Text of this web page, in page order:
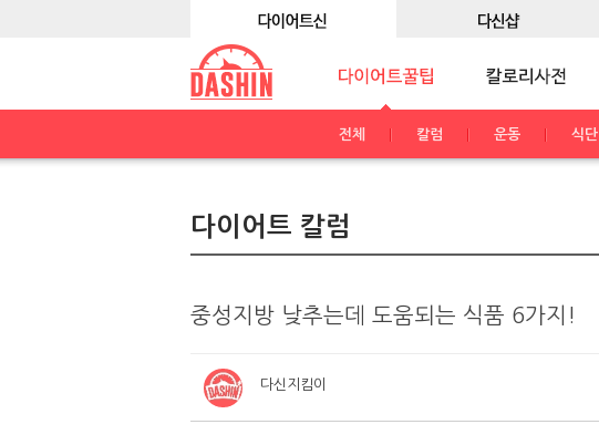
전체 칼럼 운동 식단
다이어트 칼럼
중성지방 낮추는데 도움되는 식품 6가지!
다신지킴이